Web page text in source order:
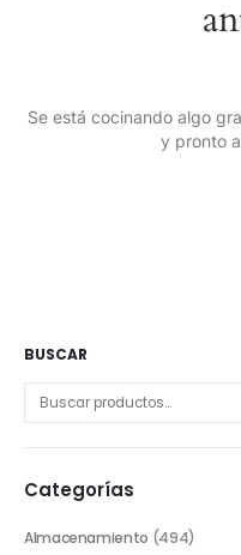
Se está cocinando algo
y pronto
BUSCAR
Categorías
Almacenamiento (494)